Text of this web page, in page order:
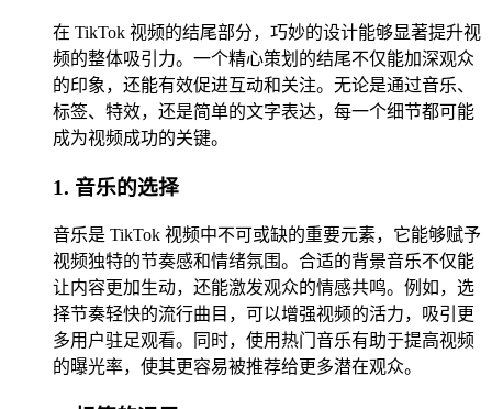
在 TikTok 视频的结尾部分，巧妙的设计能够显著提升视
频的整体吸引力。一个精心策划的结尾不仅能加深观众
的印象，还能有效促进互动和关注。无论是通过音乐、
标签、特效，还是简单的文字表达，每一个细节都可能
成为视频成功的关键。
1. 音乐的选择
音乐是 TikTok 视频中不可或缺的重要元素，它能够赋予
视频独特的节奏感和情绪氛围。合适的背景音乐不仅能
让内容更加生动，还能激发观众的情感共鸣。例如，选
择节奏轻快的流行曲目，可以增强视频的活力，吸引更
多用户驻足观看。同时，使用热门音乐有助于提高视频
的曝光率，使其更容易被推荐给更多潜在观众。